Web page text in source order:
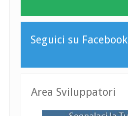
Seguici su Facebook
Area Sviluppatori